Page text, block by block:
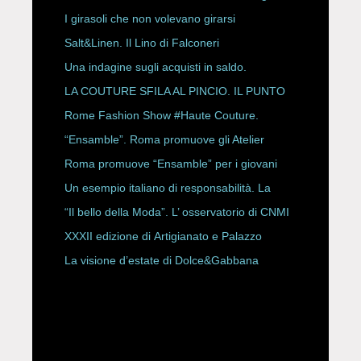
ESPY Awards 2026
I girasoli che non volevano girarsi
Salt&Linen. Il Lino di Falconeri
Una indagine sugli acquisti in saldo.
LA COUTURE SFILA AL PINCIO. IL PUNTO
CON ALESSANDRO ONORATO E
ROBERTA ANGELILLI
Rome Fashion Show #Haute Couture.
“Ensamble”. Roma promuove gli Atelier
Storici
Roma promuove “Ensamble” per i giovani
Un esempio italiano di responsabilità. La
Rete Slow Fiber
“Il bello della Moda”. L’ osservatorio di CNMI
XXXII edizione di Artigianato e Palazzo
La visione d’estate di Dolce&Gabbana